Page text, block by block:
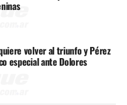
volver al triunfo y Pérez
especial ante Dolores